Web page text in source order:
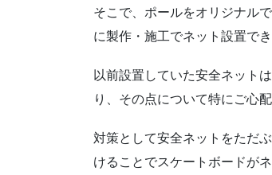
そこで、ポールをオリジナル
に製作・施工でネット設置で
以前設置していた安全ネット
り、その点について特にご心
対策として安全ネットをただ
けることでスケートボードが